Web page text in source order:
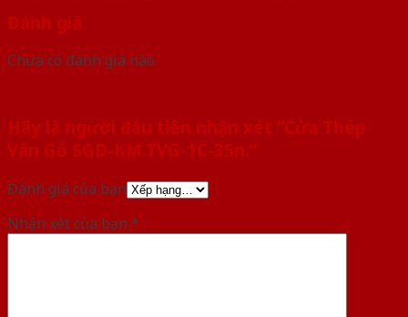
Đánh giá
Chưa có đánh giá nào.
Hãy là người đầu tiên nhận xét “Cửa Thép
Vân Gỗ SGD-KM.TVG-1C-35n.”
Đánh giá của bạn
Nhận xét của bạn *